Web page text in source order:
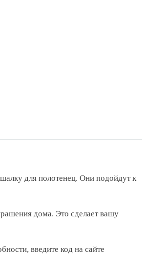
для полотенец. Они подойдут к
дома. Это сделает вашу
введите код на сайте